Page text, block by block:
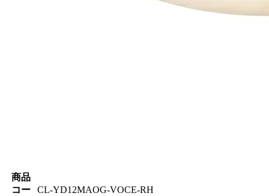
商品
コー
CL-YD12MAOG-VOCE-RH